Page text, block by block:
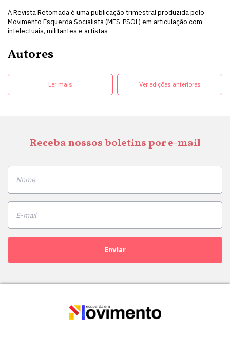
A Revista Retomada é uma publicação trimestral produzida pelo
Movimento Esquerda Socialista (MES-PSOL) em articulação com
intelectuais, militantes e artistas
Autores
Ler mais Ver edições anteriores
Receba nossos boletins por e-mail
Enviar